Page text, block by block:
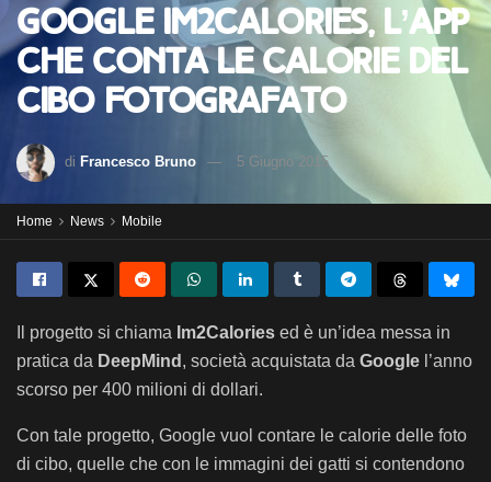
Google Im2Calories, l’app
che conta le calorie del
cibo fotografato
di Francesco Bruno 5 Giugno 2015
Home News Mobile
Il progetto si chiama Im2Calories ed è un’idea messa in
pratica da DeepMind , società acquistata da Google l’anno
scorso per 400 milioni di dollari.
Con tale progetto, Google vuol contare le calorie delle foto
di cibo, quelle che con le immagini dei gatti si contendono